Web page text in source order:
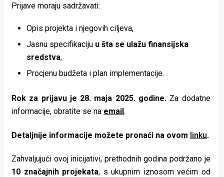
Prijave moraju sadržavati:
Opis projekta i njegovih ciljeva,
Jasnu specifikaciju u šta se ulažu finansijska
sredstva,
Procjenu budžeta i plan implementacije.
Rok za prijavu je 28. maja 2025. godine. Za dodatne
informacije, obratite se na email .
Detaljnije informacije možete pronaći na ovom linku.
Zahvaljujući ovoj inicijativi, prethodnih godina podržano je
10 značajnih projekata, s ukupnim iznosom većim od